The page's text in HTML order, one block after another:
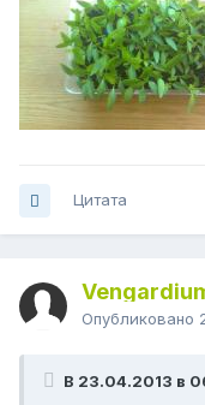
Цитата
Опубликовано
В 23.04.2013 в